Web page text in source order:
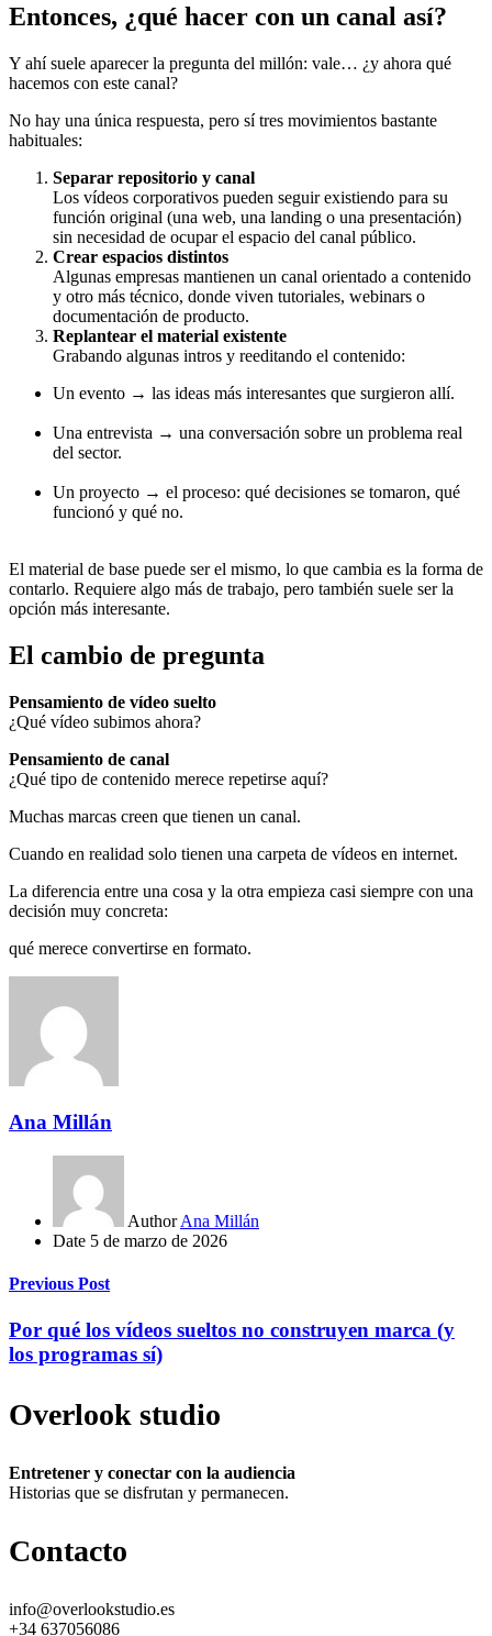
Entonces, ¿qué hacer con un canal así?
Y ahí suele aparecer la pregunta del millón: vale… ¿y ahora qué
hacemos con este canal?
No hay una única respuesta, pero sí tres movimientos bastante
habituales:
Separar repositorio y canal
Los vídeos corporativos pueden seguir existiendo para su
función original (una web, una landing o una presentación)
sin necesidad de ocupar el espacio del canal público.
Crear espacios distintos
Algunas empresas mantienen un canal orientado a contenido
y otro más técnico, donde viven tutoriales, webinars o
documentación de producto.
Replantear el material existente
Grabando algunas intros y reeditando el contenido:
Un evento → las ideas más interesantes que surgieron allí.
Una entrevista → una conversación sobre un problema real
del sector.
Un proyecto → el proceso: qué decisiones se tomaron, qué
funcionó y qué no.
El material de base puede ser el mismo, lo que cambia es la forma de
contarlo. Requiere algo más de trabajo, pero también suele ser la
opción más interesante.
El cambio de pregunta
Pensamiento de vídeo suelto
¿Qué vídeo subimos ahora?
Pensamiento de canal
¿Qué tipo de contenido merece repetirse aquí?
Muchas marcas creen que tienen un canal.
Cuando en realidad solo tienen una carpeta de vídeos en internet.
La diferencia entre una cosa y la otra empieza casi siempre con una
decisión muy concreta:
qué merece convertirse en formato.
Ana Millán
Author Ana Millán
Date 5 de marzo de 2026
Previous Post
Por qué los vídeos sueltos no construyen marca (y
los programas sí)
Overlook studio
Entretener y conectar con la audiencia
Historias que se disfrutan y permanecen.
Contacto
info@overlookstudio.es
+34 637056086